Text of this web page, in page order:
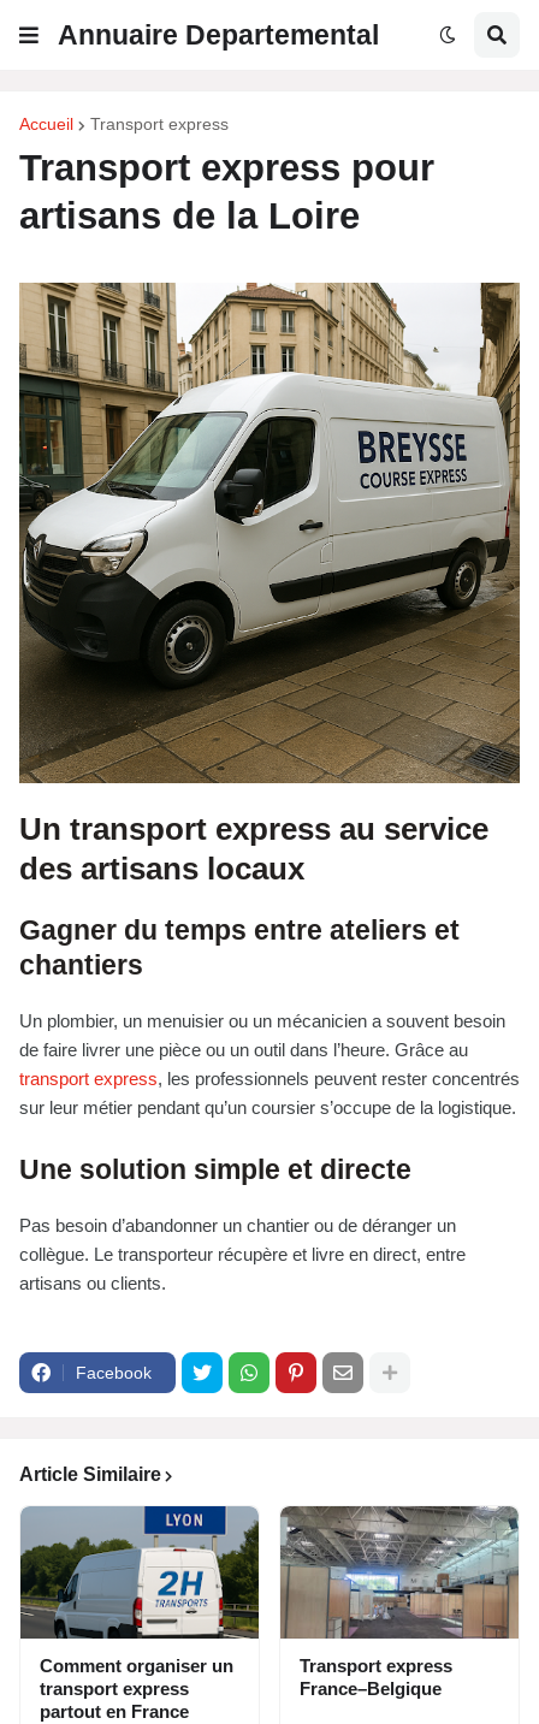
Annuaire Departemental
Accueil Transport express
Transport express pour
artisans de la Loire
Un transport express au service
des artisans locaux
Gagner du temps entre ateliers et
chantiers
Un plombier, un menuisier ou un mécanicien a souvent besoin
de faire livrer une pièce ou un outil dans l’heure. Grâce au
transport express, les professionnels peuvent rester concentrés
sur leur métier pendant qu’un coursier s’occupe de la logistique.
Une solution simple et directe
Pas besoin d’abandonner un chantier ou de déranger un
collègue. Le transporteur récupère et livre en direct, entre
artisans ou clients.
Facebook
Article Similaire
Comment organiser un
transport express
partout en France
Transport express
France–Belgique